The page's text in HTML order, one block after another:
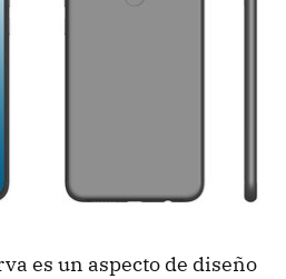
es un aspecto de diseño